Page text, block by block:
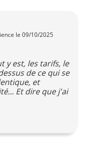
le 09/10/2025
y est, les tarifs, le
de ce qui se
et
Et dire que j'ai